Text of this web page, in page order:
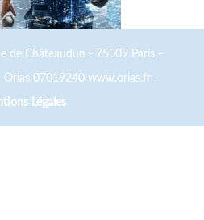
de Châteaudun - 75009 Paris -
Orias 07019240 www.orias.fr -
Légales